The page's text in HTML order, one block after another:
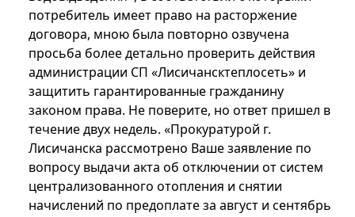
потребитель имеет право на расторжение
договора, мною была повторно озвучена
просьба более детально проверить действия
администрации СП «Лисичансктеплосеть» и
защитить гарантированные гражданину
законом права. Не поверите, но ответ пришел в
течение двух недель. «Прокуратурой г.
Лисичанска рассмотрено Ваше заявление по
вопросу выдачи акта об отключении от систем
централизованного отопления и снятии
начислений по предоплате за август и сентябрь